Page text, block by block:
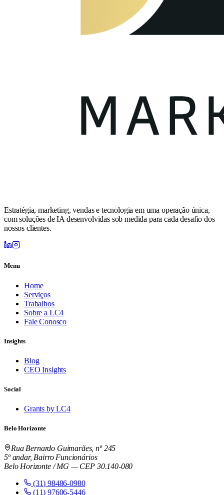
Estratégia, marketing, vendas e tecnologia em uma operação única,
com soluções de IA desenvolvidas sob medida para cada desafio dos
nossos clientes.
Menu
Home
Serviços
Trabalhos
Sobre a LC4
Fale Conosco
Insights
Blog
CEO Insights
Social
Grants by LC4
Belo Horizonte
Rua Bernardo Guimarães, nº 245
5º andar, Bairro Funcionários
Belo Horizonte / MG — CEP 30.140-080
(31) 98486-0980
(11) 97606-5446